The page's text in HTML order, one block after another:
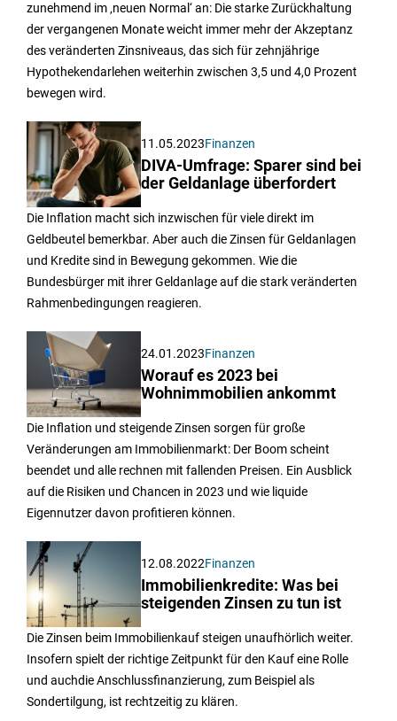
zunehmend im ‚neuen Normal‘ an: Die starke Zurückhaltung
der vergangenen Monate weicht immer mehr der Akzeptanz
des veränderten Zinsniveaus, das sich für zehnjährige
Hypothekendarlehen weiterhin zwischen 3,5 und 4,0 Prozent
bewegen wird.
11.05.2023Finanzen
DIVA-Umfrage: Sparer sind bei
der Geldanlage überfordert
Die Inflation macht sich inzwischen für viele direkt im
Geldbeutel bemerkbar. Aber auch die Zinsen für Geldanlagen
und Kredite sind in Bewegung gekommen. Wie die
Bundesbürger mit ihrer Geldanlage auf die stark veränderten
Rahmenbedingungen reagieren.
24.01.2023Finanzen
Worauf es 2023 bei
Wohnimmobilien ankommt
Die Inflation und steigende Zinsen sorgen für große
Veränderungen am Immobilienmarkt: Der Boom scheint
beendet und alle rechnen mit fallenden Preisen. Ein Ausblick
auf die Risiken und Chancen in 2023 und wie liquide
Eigennutzer davon profitieren können.
12.08.2022Finanzen
Immobilienkredite: Was bei
steigenden Zinsen zu tun ist
Die Zinsen beim Immobilienkauf steigen unaufhörlich weiter.
Insofern spielt der richtige Zeitpunkt für den Kauf eine Rolle
und auchdie Anschlussfinanzierung, zum Beispiel als
Sondertilgung, ist rechtzeitig zu klären.